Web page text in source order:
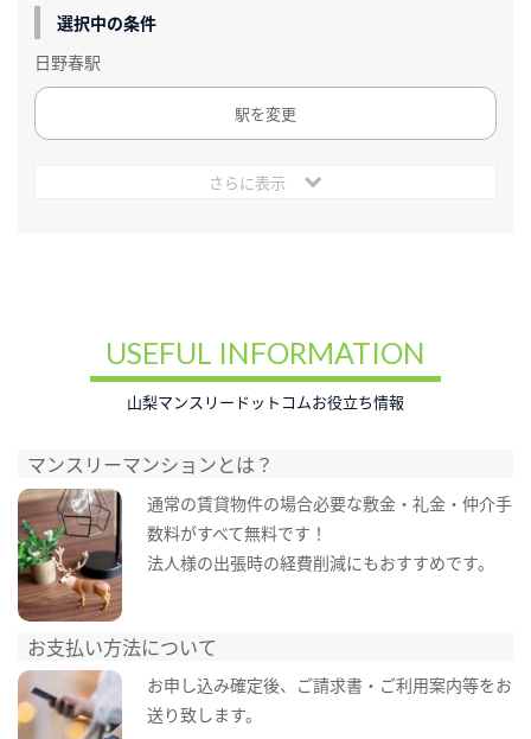
選択中の条件
日野春駅
駅を変更
さらに表示
USEFUL INFORMATION
山梨マンスリードットコムお役立ち情報
マンスリーマンションとは？
通常の賃貸物件の場合必要な敷金・礼金・仲介手
数料がすべて無料です！
法人様の出張時の経費削減にもおすすめです。
お支払い方法について
お申し込み確定後、ご請求書・ご利用案内等をお
送り致します。